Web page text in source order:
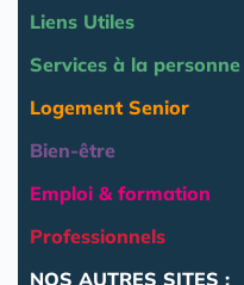
Liens Utiles
Services à la personne
Logement Senior
Bien-être
Emploi & formation
Professionnels
NOS AUTRES SITES :